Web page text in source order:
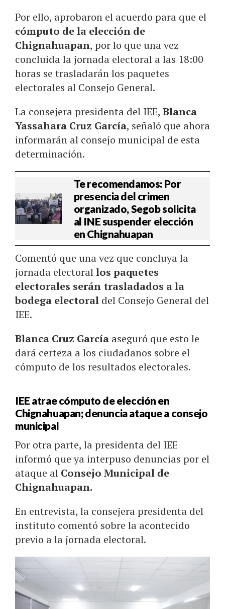
Por ello, aprobaron el acuerdo para que el
cómputo de la elección de
Chignahuapan, por lo que una vez
concluida la jornada electoral a las 18:00
horas se trasladarán los paquetes
electorales al Consejo General.
La consejera presidenta del IEE, Blanca
Yassahara Cruz García, señaló que ahora
informarán al consejo municipal de esta
determinación.
Te recomendamos: Por
presencia del crimen
organizado, Segob solicita
al INE suspender elección
en Chignahuapan
Comentó que una vez que concluya la
jornada electorallos paquetes
electorales serán trasladados a la
bodega electoral del Consejo General del
IEE.
Blanca Cruz García aseguró que esto le
dará certeza a los ciudadanos sobre el
cómputo de los resultados electorales.
IEE atrae cómputo de elección en
Chignahuapan; denuncia ataque a consejo
municipal
Por otra parte, la presidenta del IEE
informó que ya interpuso denuncias por el
ataque al Consejo Municipal de
Chignahuapan.
En entrevista, la consejera presidenta del
instituto comentó sobre la acontecido
previo a la jornada electoral.